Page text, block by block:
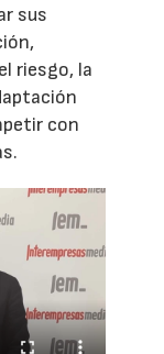
sus
riesgo, la
con